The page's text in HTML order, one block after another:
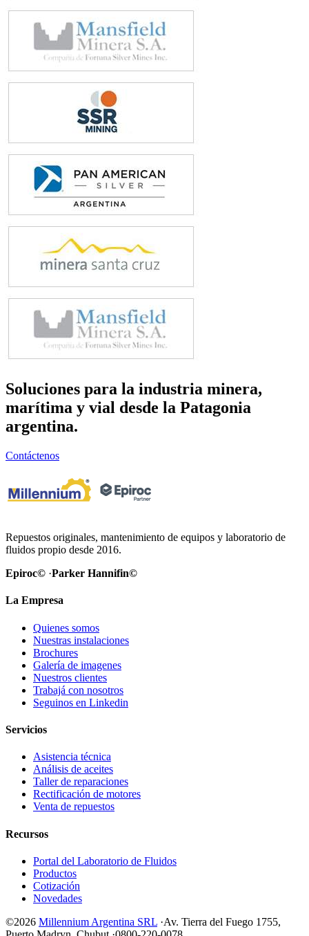
Soluciones para la industria minera,
marítima y vial desde la Patagonia
argentina.
Contáctenos
Repuestos originales, mantenimiento de equipos y laboratorio de
fluidos propio desde 2016.
Epiroc© ·Parker Hannifin©
La Empresa
Quienes somos
Nuestras instalaciones
Brochures
Galería de imagenes
Nuestros clientes
Trabajá con nosotros
Seguinos en Linkedin
Servicios
Asistencia técnica
Análisis de aceites
Taller de reparaciones
Rectificación de motores
Venta de repuestos
Recursos
Portal del Laboratorio de Fluidos
Productos
Cotización
Novedades
©2026 Millennium Argentina SRL ·Av. Tierra del Fuego 1755,